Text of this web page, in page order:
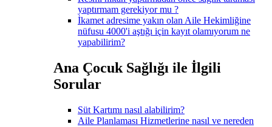
yaptırmam gerekiyor mu ?
İkamet adresime yakın olan Aile Hekimliğine
nüfusu 4000'i aştığı için kayıt olamıyorum ne
yapabilirim?
Ana Çocuk Sağlığı ile İlgili
Sorular
Süt Kartımı nasıl alabilirim?
Aile Planlaması Hizmetlerine nasıl ve nereden